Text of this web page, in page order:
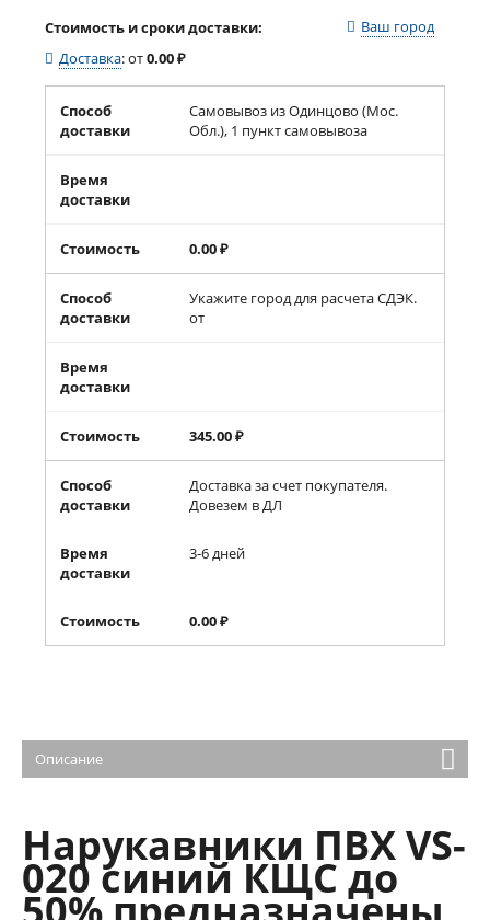
Стоимость и сроки доставки:
Ваш город
Доставка:от0.00 ₽
Способ
доставки
Самовывоз из Одинцово (Мос.
Обл.), 1 пункт самовывоза
Время
доставки
Стоимость 0.00 ₽
Способ
доставки
Укажите город для расчета СДЭК.
от
Время
доставки
Стоимость 345.00 ₽
Способ
доставки
Доставка за счет покупателя.
Довезем в ДЛ
Время
доставки
3-6 дней
Стоимость 0.00 ₽
Описание
Нарукавники ПВХ VS-
020 синий КЩС до